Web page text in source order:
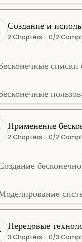
Создание и
2 Chapters - 0/2
Применение
2 Chapters - 0/2
Передовые
3 Chapters - 0/3